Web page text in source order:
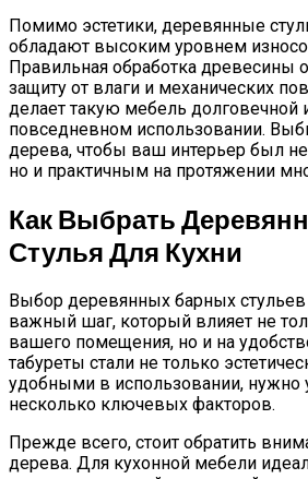
Помимо эстетики, деревянные
обладают высоким уровнем
Правильная обработка древесины
защиту от влаги и механических
делает такую мебель долговечной
повседневном использовании.
дерева, чтобы ваш интерьер был
но и практичным на протяжении
Как Выбрать
Стулья Для Кухни
Выбор деревянных барных стульев
важный шаг, который влияет не
вашего помещения, но и на
табуреты стали не только
удобными в использовании, нужно
несколько ключевых факторов.
Прежде всего, стоит обратить
дерева. Для кухонной мебели